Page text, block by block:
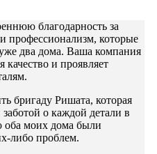
благодарность за
профессионализм, которые
два дома. Ваша компания
качество и проявляет
бригаду Ришата, которая
о каждой детали в
оба моих дома были
либо проблем.